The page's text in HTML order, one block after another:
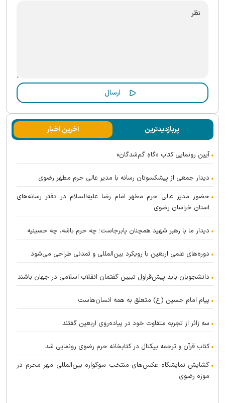
پربازدیدترین آخرین اخبار
آیین رونمایی کتاب «گاهِ گم‌شدگان»
دیدار جمعی از پیشکسوتان رسانه با مدیر عالی حرم مطهر رضوی
حضور مدیر عالی حرم مطهر امام رضا علیه‌السلام در دفتر رسانه‌های
استان خراسان رضوی
دیدار ما با رهبر شهید همچنان پابرجاست؛ چه حرم باشه، چه حسینیه
دوره‌های علمی اربعین با رویکرد بین‌المللی و تمدنی طراحی می‌شود
دانشجویان باید پیش‌قراول تبیین گفتمان انقلاب اسلامی در جهان باشند
پیام امام حسین (ع) متعلق به همه انسان‌هاست
سه زائر از تجربه متفاوت خود در پیاده‌روی اربعین گفتند
کتاب قرآن و ترجمه پیکتال در کتابخانه حرم رضوی رونمایی شد
گشایش نمایشگاه عکس‌های منتخب سوگواره بین‌المللی مهر محرم در
موزه رضوی